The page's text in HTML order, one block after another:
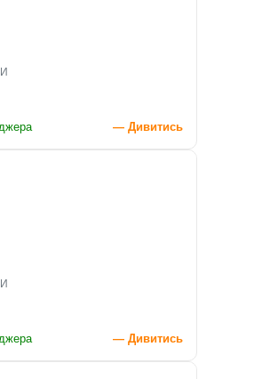
— Дивитись
— Дивитись